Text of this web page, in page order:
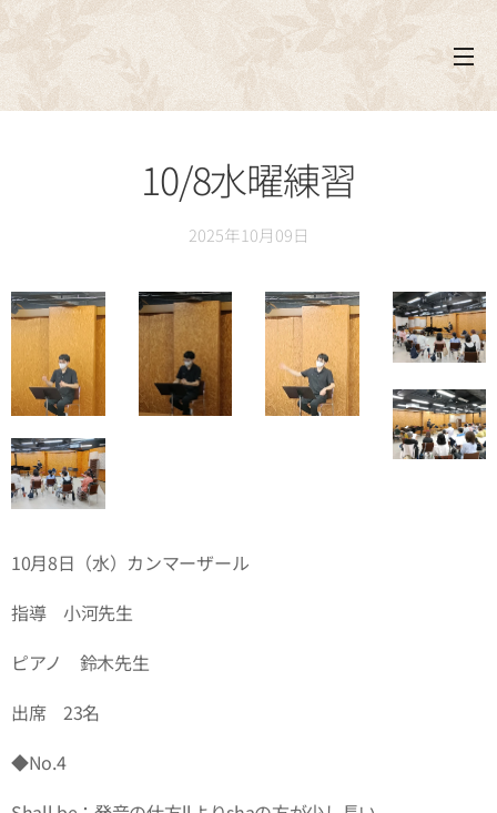
10/8水曜練習
2025年10月09日
10月8日（水）カンマーザール
指導 小河先生
ピアノ 鈴木先生
出席 23名
◆No.4